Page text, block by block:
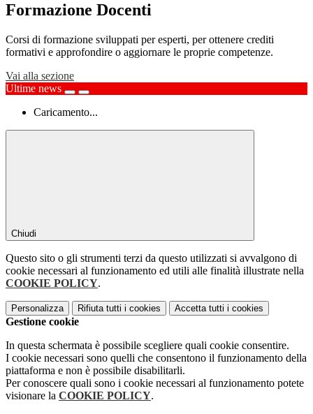
Formazione Docenti
Corsi di formazione sviluppati per esperti, per ottenere crediti
formativi e approfondire o aggiornare le proprie competenze.
Vai alla sezione
Ultime news
Caricamento...
Chiudi
Questo sito o gli strumenti terzi da questo utilizzati si avvalgono di
cookie necessari al funzionamento ed utili alle finalità illustrate nella
COOKIE POLICY.
Personalizza Rifiuta tutti i cookies Accetta tutti i cookies
Gestione cookie
In questa schermata è possibile scegliere quali cookie consentire.
I cookie necessari sono quelli che consentono il funzionamento della
piattaforma e non è possibile disabilitarli.
Per conoscere quali sono i cookie necessari al funzionamento potete
visionare la COOKIE POLICY.